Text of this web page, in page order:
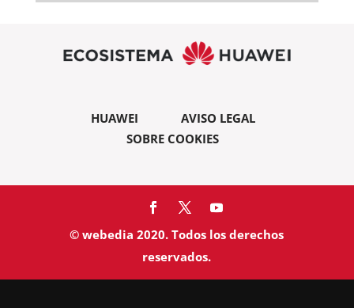
HUAWEI
AVISO LEGAL
SOBRE COOKIES
© webedia 2020. Todos los derechos
reservados.